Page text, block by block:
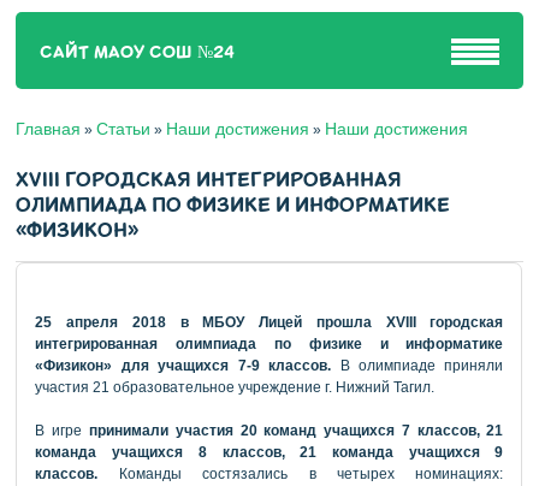
САЙТ МАОУ СОШ №24
Главная »Статьи » Наши достижения » Наши достижения
XVIII ГОРОДСКАЯ ИНТЕГРИРОВАННАЯ
ОЛИМПИАДА ПО ФИЗИКЕ И ИНФОРМАТИКЕ
«ФИЗИКОН»
25 апреля 2018 в МБОУ Лицей прошла XVIII городская
интегрированная олимпиада по физике и информатике
«Физикон» для учащихся 7-9 классов.
В олимпиаде приняли
участия 21 образовательное учреждение г. Нижний Тагил.
В игре принимали участия 20 команд учащихся 7 классов, 21
команда учащихся 8 классов, 21 команда учащихся 9
классов. Команды состязались в четырех номинациях: